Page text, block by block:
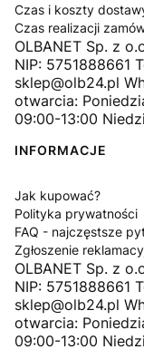
Czas i koszty
Czas realizacji
OLBANET Sp. z
NIP: 5751888661
sklep@olb24.pl
otwarcia:
09:00-13:00
INFORMACJE
Jak kupować?
Polityka prywatności
FAQ - najczęstsze
Zgłoszenie
OLBANET Sp. z
NIP: 5751888661
sklep@olb24.pl
otwarcia:
09:00-13:00